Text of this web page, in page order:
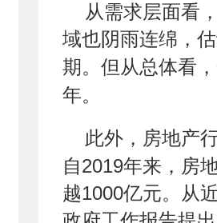
从需求层面看
域也阴雨连绵，
期。但从总体看
年。
此外，房地产
自2019年来，房
越1000亿元。从